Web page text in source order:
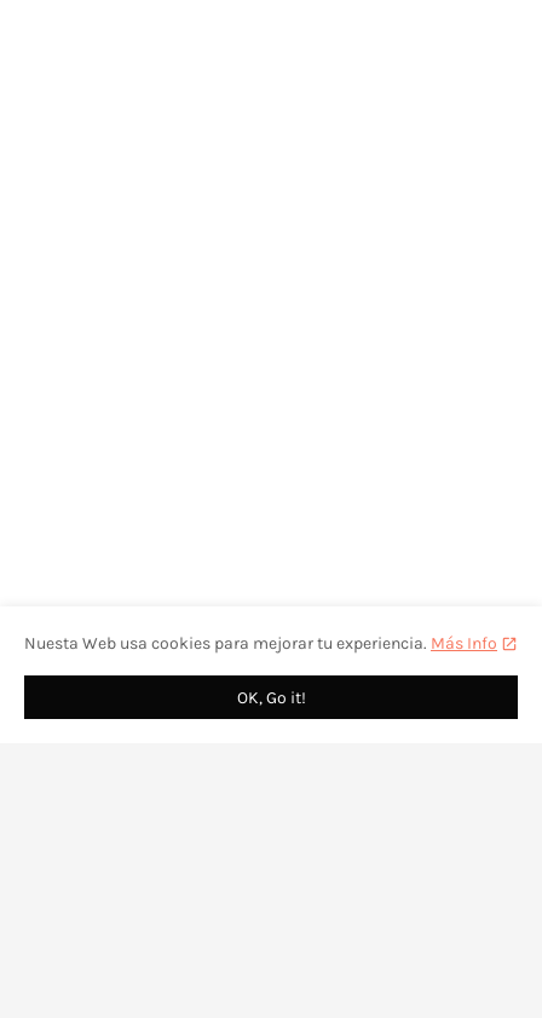
Nuesta Web usa cookies para mejorar tu experiencia. Más Info
OK, Go it!